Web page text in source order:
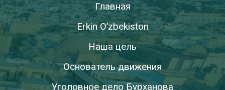
Главная
Erkin O’zbekiston
Наша цель
Основатель движения
Уголовное дело Бурханова